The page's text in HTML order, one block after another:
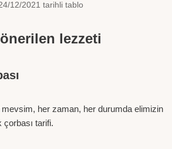
12/2021 tarihli tablo
lezzeti
mevsim, her zaman, her durumda elimizin
tarifi.